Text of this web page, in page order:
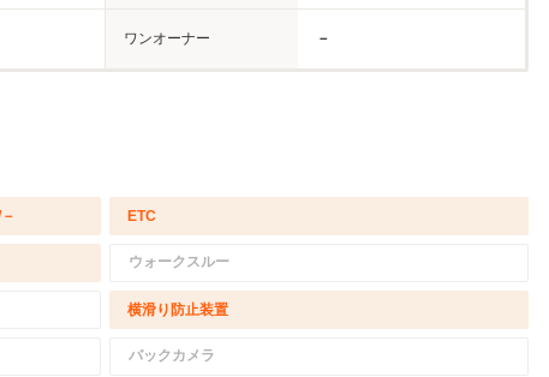
ワンオーナー －
ETC
ウォークスルー
横滑り防止装置
バックカメラ